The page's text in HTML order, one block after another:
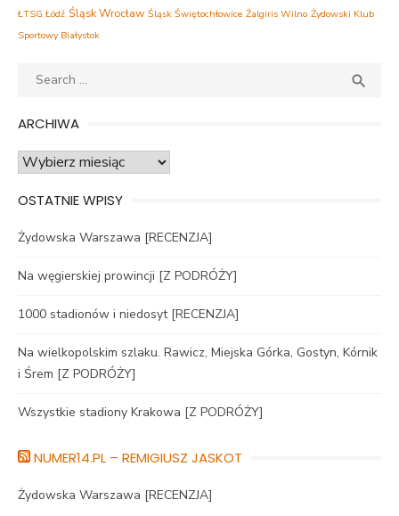
ŁTSG Łódź Śląsk Wrocław Śląsk Świętochłowice Żalgiris Wilno Żydowski Klub
Sportowy Białystok
Search

ARCHIWA
Archiwa
OSTATNIE WPISY
Żydowska Warszawa [RECENZJA]
Na węgierskiej prowincji [Z PODRÓŻY]
1000 stadionów i niedosyt [RECENZJA]
Na wielkopolskim szlaku. Rawicz, Miejska Górka, Gostyn, Kórnik
i Śrem [Z PODRÓŻY]
Wszystkie stadiony Krakowa [Z PODRÓŻY]
NUMER14.PL – REMIGIUSZ JASKOT
Żydowska Warszawa [RECENZJA]